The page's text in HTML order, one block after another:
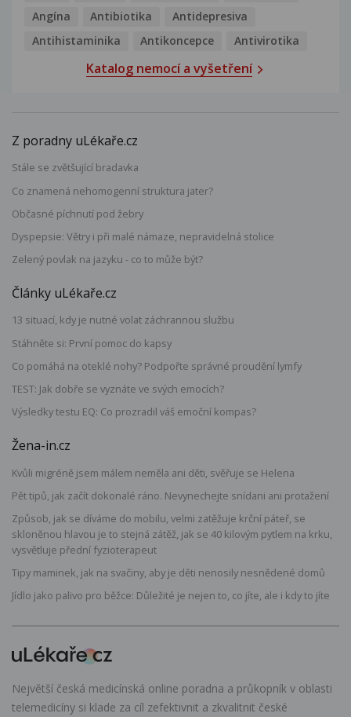
Angína
Antibiotika
Antidepresiva
Antihistaminika
Antikoncepce Antivirotika
Katalog nemocí a vyšetření
Z poradny uLékaře.cz
Stále se zvětšující bradavka
Co znamená nehomogenní struktura jater?
Občasné píchnutí pod žebry
Dyspepsie: Větry i při malé námaze, nepravidelná stolice
Zelený povlak na jazyku - co to může být?
Články uLékaře.cz
13 situací, kdy je nutné volat záchrannou službu
Stáhněte si: První pomoc do kapsy
Co pomáhá na oteklé nohy? Podpořte správné proudění lymfy
TEST: Jak dobře se vyznáte ve svých emocích?
Výsledky testu EQ: Co prozradil váš emoční kompas?
Žena-in.cz
Kvůli migréně jsem málem neměla ani děti, svěřuje se Helena
Pět tipů, jak začít dokonalé ráno. Nevynechejte snídani ani protažení
Způsob, jak se díváme do mobilu, velmi zatěžuje krční páteř, se
skloněnou hlavou je to stejná zátěž, jak se 40 kilovým pytlem na krku,
vysvětluje přední fyzioterapeut
Tipy maminek, jak na svačiny, aby je děti nenosily nesnědené domů
Jídlo jako palivo pro běžce: Důležité je nejen to, co jíte, ale i kdy to jíte
Největší česká medicínská online poradna a průkopník v oblasti
telemedicíny si klade za cíl zefektivnit a zkvalitnit české